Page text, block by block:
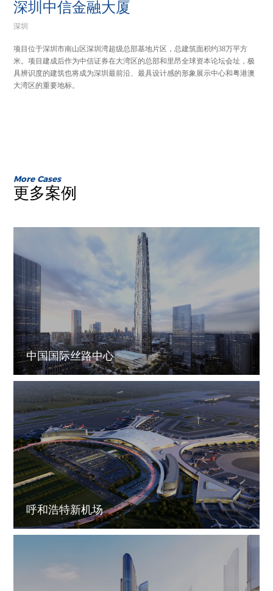
深圳中信金融大厦
深圳
项目位于深圳市南山区深圳湾超级总部基地片区，总建筑面积约38万平方
米。项目建成后作为中信证券在大湾区的总部和里昂全球资本论坛会址，极
具辨识度的建筑也将成为深圳最前沿、最具设计感的形象展示中心和粤港澳
大湾区的重要地标。
More Cases
更多案例
中国国际丝路中心
呼和浩特新机场